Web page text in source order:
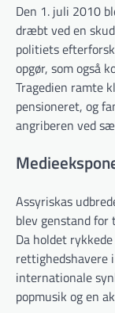
Den 1. juli 2010
dræbt ved en
politiets
opgør, som også
Tragedien ramte
pensioneret, og
angriberen ved
Assyriskas
blev genstand
Da holdet
rettighedshavere
internationale
popmusik og en